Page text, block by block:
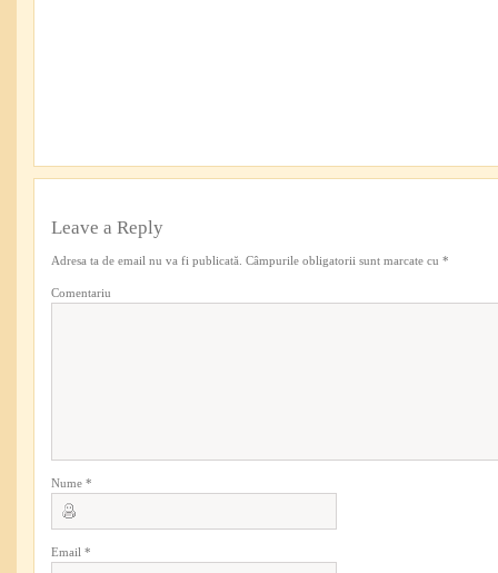
Leave a Reply
Adresa ta de email nu va fi publicată. Câmpurile obligatorii sunt marcate cu *
Comentariu
Nume *
Email *